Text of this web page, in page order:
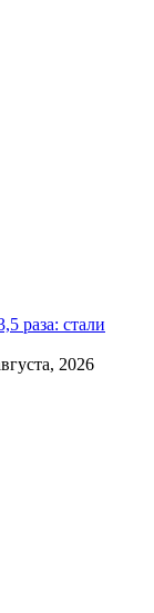
раза: стали
2026